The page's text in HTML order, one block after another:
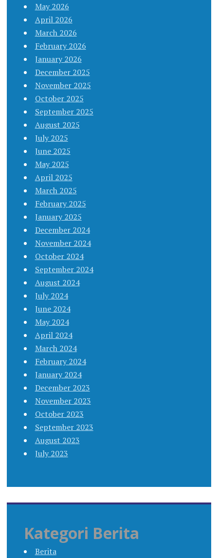
May 2026
April 2026
March 2026
February 2026
January 2026
December 2025
November 2025
October 2025
September 2025
August 2025
July 2025
June 2025
May 2025
April 2025
March 2025
February 2025
January 2025
December 2024
November 2024
October 2024
September 2024
August 2024
July 2024
June 2024
May 2024
April 2024
March 2024
February 2024
January 2024
December 2023
November 2023
October 2023
September 2023
August 2023
July 2023
Kategori Berita
Berita